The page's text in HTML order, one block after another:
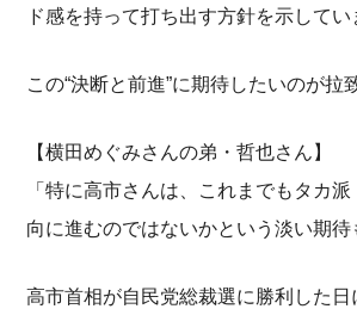
ド感を持って打ち出す方針を示してい
この“決断と前進”に期待したいのが拉
【横田めぐみさんの弟・哲也さん】
「特に高市さんは、これまでもタカ
向に進むのではないかという淡い期待
高市首相が自民党総裁選に勝利した